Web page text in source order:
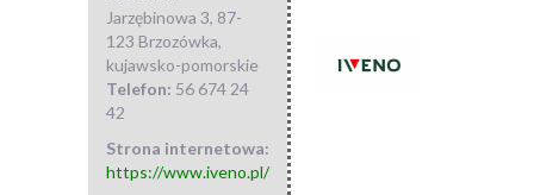
Jarzębinowa 3, 87-
123 Brzozówka,
kujawsko-pomorskie
Telefon: 56 674 24
42
Strona internetowa:
https://www.iveno.pl/